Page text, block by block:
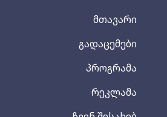
მთავარი
გადაცემები
პროგრამა
რეკლამა